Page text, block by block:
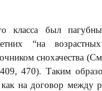
класса был
“на
снохачества
470). Таким
как на договор между